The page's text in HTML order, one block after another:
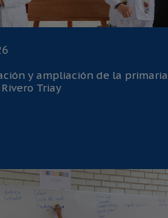
y ampliación de la primaria
Triay